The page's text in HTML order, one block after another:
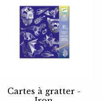
Cartes à gratter -